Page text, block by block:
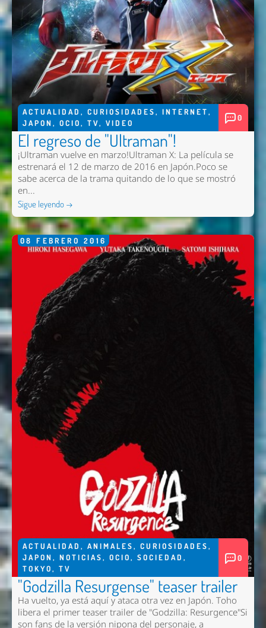
ACTUALIDAD , CURIOSIDADES, INTERNET,
JAPON , OCIO, TV, VIDEO
0
El regreso de "Ultraman"!
¡Ultraman vuelve en marzo!Ultraman X: La película se
estrenará el 12 de marzo de 2016 en Japón.Poco se
sabe acerca de la trama quitando de lo que se mostró
en...
Sigue leyendo →
08 FEBRERO 2016
ACTUALIDAD , ANIMALES, CURIOSIDADES,
JAPON , NOTICIAS, OCIO, SOCIEDAD ,
TOKYO, TV
0
"Godzilla Resurgense" teaser trailer
Ha vuelto, ya está aquí y ataca otra vez en Japón. Toho
libera el primer teaser trailer de "Godzilla: Resurgence"Si
son fans de la versión nipona del personaje, a